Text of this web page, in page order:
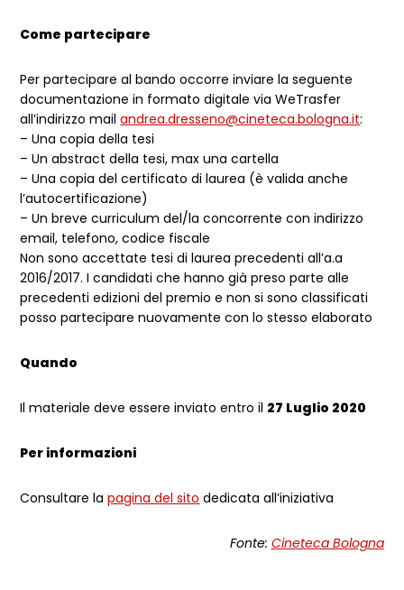
Come partecipare
Per partecipare al bando occorre inviare la seguente
documentazione in formato digitale via WeTrasfer
all’indirizzo mailandrea.dresseno@cineteca.bologna.it:
– Una copia della tesi
– Un abstract della tesi, max una cartella
– Una copia del certificato di laurea (è valida anche
l’autocertificazione)
– Un breve curriculum del/la concorrente con indirizzo
email, telefono, codice fiscale
Non sono accettate tesi di laurea precedenti all’a.a
2016/2017. I candidati che hanno già preso parte alle
precedenti edizioni del premio e non si sono classificati
posso partecipare nuovamente con lo stesso elaborato
Quando
Il materiale deve essere inviato entro il 27 Luglio 2020
Per informazioni
Consultare lapagina del sito dedicata all’iniziativa
Fonte: Cineteca Bologna